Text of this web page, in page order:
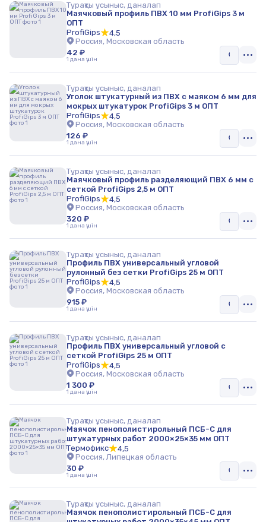
Тұрақты ұсыныс, даналап
Маячковый профиль ПВХ 10 мм ProfiGips 3 м
ОПТ
ProfiGips
4,5
Россия, Московская область
42 ₽
1 дана үшін
Тұрақты ұсыныс, даналап
Уголок штукатурный из ПВХ с маяком 6 мм для
мокрых штукатурок ProfiGips 3 м ОПТ
ProfiGips
4,5
Россия, Московская область
126 ₽
1 дана үшін
Тұрақты ұсыныс, даналап
Маячковый профиль разделяющий ПВХ 6 мм с
сеткой ProfiGips 2,5 м ОПТ
ProfiGips
4,5
Россия, Московская область
320 ₽
1 дана үшін
Тұрақты ұсыныс, даналап
Профиль ПВХ универсальный угловой
рулонный без сетки ProfiGips 25 м ОПТ
ProfiGips
4,5
Россия, Московская область
915 ₽
1 дана үшін
Тұрақты ұсыныс, даналап
Профиль ПВХ универсальный угловой с
сеткой ProfiGips 25 м ОПТ
ProfiGips
4,5
Россия, Московская область
1 300 ₽
1 дана үшін
Тұрақты ұсыныс, даналап
Маячок пенополистирольный ПСБ-С для
штукатурных работ 2000×25×35 мм ОПТ
Термофикс
4,5
Россия, Липецкая область
30 ₽
1 дана үшін
Тұрақты ұсыныс, даналап
Маячок пенополистирольный ПСБ-С для